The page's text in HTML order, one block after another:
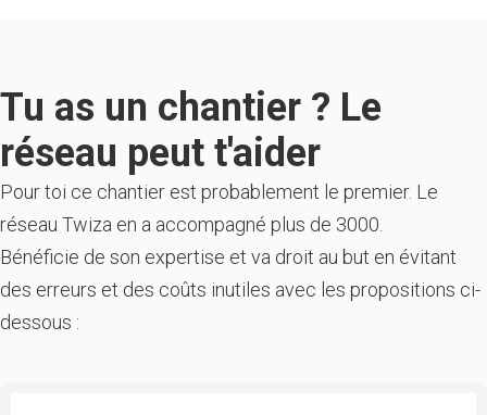
Tu as un chantier ? Le
réseau peut t'aider
Pour toi ce chantier est probablement le premier. Le
réseau Twiza en a accompagné plus de 3000.
Bénéficie de son expertise et va droit au but en évitant
des erreurs et des coûts inutiles avec les propositions ci-
dessous :